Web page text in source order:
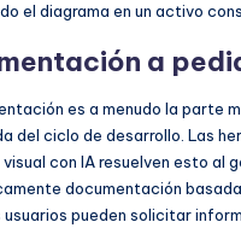
el diagrama en un activo
a
es a menudo la parte
del ciclo de desarrollo. Las
con IA resuelven esto al
documentación
usuarios pueden solicitar